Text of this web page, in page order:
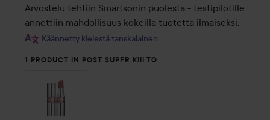
Arvostelu tehtiin Smartsonin puolesta - testipilotille
annettiin mahdollisuus kokeilla tuotetta ilmaiseksi.
Käännetty kielestä tanskalainen
1 PRODUCT IN POST SUPER KIILTO